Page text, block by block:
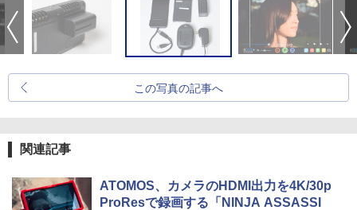
この写真の記事へ
関連記事
ATOMOS、カメラのHDMI出力を4K/30p
ProResで録画する「NINJA ASSASSI